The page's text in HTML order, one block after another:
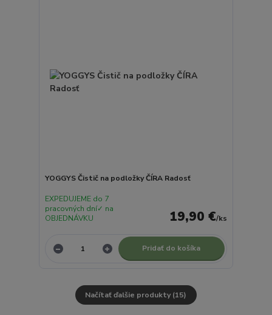
YOGGYS Čistič na podložky ČÍRA Radosť
19,90 €/ks
EXPEDUJEME do 7
pracovných dní✓ na
OBJEDNÁVKU
Pridať do košíka
Načítať ďalšie produkty (15)